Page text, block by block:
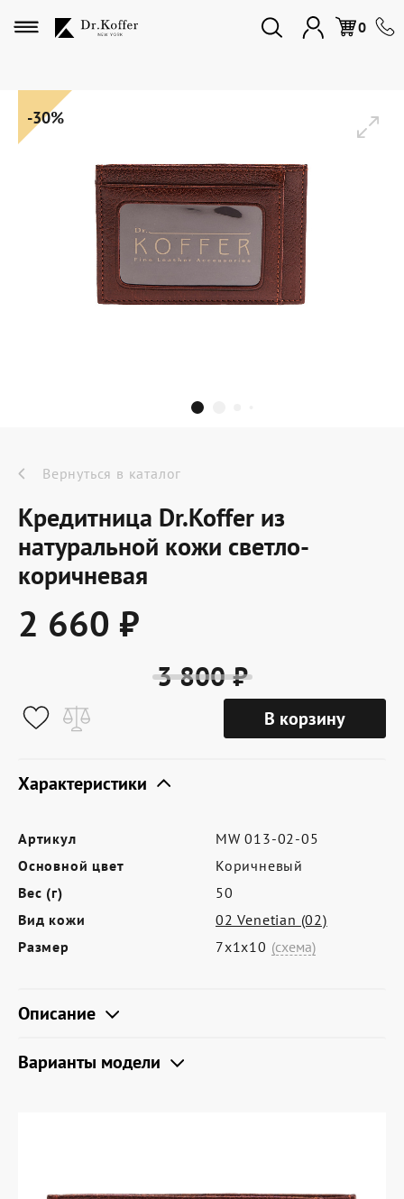
0
Избранное
Дорожная коллекция
Мужская коллекция
Женская коллекция
Подарки и сувениры
Dr.Koffer Outlet
Новинки
Акции
Условия доставки
Сертификат Dr.Koffer
Партнерам
Контакты
Программа лояльности
Политика обработки персональных
-30%
Вернуться в каталог
Кредитница Dr.Koffer из
натуральной кожи светло-
коричневая
2 660 ₽
3 800 ₽
В корзину
Характеристики
Артикул
MW 013-02-05
Основной цвет
Коричневый
Вес (г)
50
Вид кожи
02 Venetian (02)
Размер
7х1х10 (схема)
Описание
Варианты модели